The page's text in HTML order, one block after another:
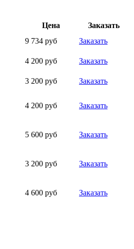
Цена
Заказать
9 734 руб
Заказать
4 200 руб
Заказать
3 200 руб Заказать
4 200 руб Заказать
5 600 руб Заказать
3 200 руб Заказать
4 600 руб Заказать